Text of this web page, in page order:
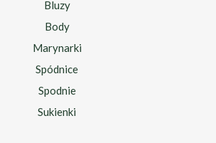
Bluzy
Body
Marynarki
Spódnice
Spodnie
Sukienki